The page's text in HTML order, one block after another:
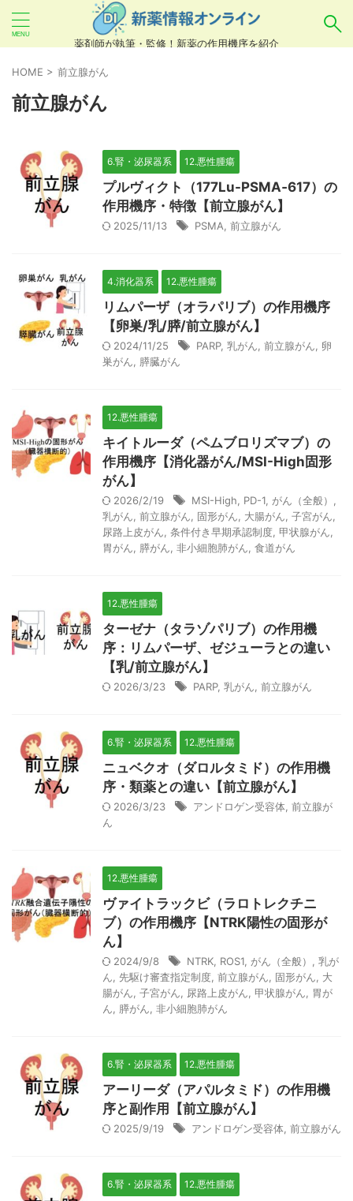
薬剤師が執筆・監修！新薬の作用機序を紹介
ていませんので、製品名・一般名・キーワードな
どをカタカナ
でご入力ください。
良い例：テセントリク
悪い例：てせんとりく テセンタリク
HOME > 前立腺がん
前立腺がん
6.腎・泌尿器系 12.悪性腫瘍
プルヴィクト（177Lu-PSMA‐617）の
作用機序・特徴【前立腺がん】
2025/11/13 PSMA 前立腺がん
4.消化器系 12.悪性腫瘍
リムパーザ（オラパリブ）の作用機序
【卵巣/乳/膵/前立腺がん】
2024/11/25 PARP, 乳がん 前立腺がん
卵
巣がん
膵臓がん
12.悪性腫瘍
キイトルーダ（ペムブロリズマブ）の
作用機序【消化器がん/MSI-High固形
がん】
2026/2/19 MSI-High PD-1 がん（全般）
乳がん 前立腺がん 固形がん 大腸がん 子宮がん
尿路上皮がん 条件付き早期承認制度 甲状腺がん
胃がん
膵がん 非小細胞肺がん 食道がん
12.悪性腫瘍
ターゼナ（タラゾパリブ）の作用機
序：リムパーザ、ゼジューラとの違い
【乳/前立腺がん】
2026/3/23 PARP, 乳がん 前立腺がん
6.腎・泌尿器系 12.悪性腫瘍
ニュベクオ（ダロルタミド）の作用機
序・類薬との違い【前立腺がん】
2026/3/23 アンドロゲン受容体 前立腺が
ん
12.悪性腫瘍
ヴァイトラックビ（ラロトレクチニ
ブ）の作用機序【NTRK陽性の固形が
ん】
2024/9/8 NTRK ROS1 がん（全般）
乳が
ん
先駆け審査指定制度 前立腺がん 固形がん
大
腸がん 子宮がん 尿路上皮がん 甲状腺がん
胃が
ん
膵がん 非小細胞肺がん
6.腎・泌尿器系 12.悪性腫瘍
アーリーダ（アパルタミド）の作用機
序と副作用【前立腺がん】
2025/9/19 アンドロゲン受容体 前立腺がん
6.腎・泌尿器系 12.悪性腫瘍